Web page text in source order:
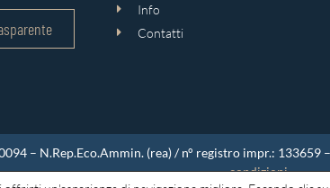
Info
Contatti
– N.Rep.Eco.Ammin. (rea) / n° registro impr.: 133659
condizioni